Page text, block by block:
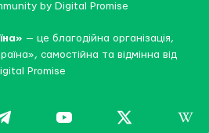
by Digital Promise
— це благодійна організація,
самостійна та відмінна від
Promise